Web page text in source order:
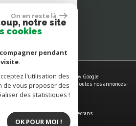
| Traduction powered by Google
Nos honoraires-Liens- Admin Toutes nos annonces-
Politique RGPD
adaptable à tous les types d'écrans.
On en reste là
notre site
cookies
pendant
l'utilisation des
de vous proposer des
des statistiques !
OK POUR MOI !